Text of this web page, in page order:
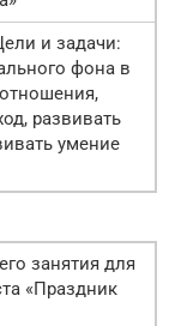
и задачи:
фона в
развивать
умение
занятия для
«Праздник